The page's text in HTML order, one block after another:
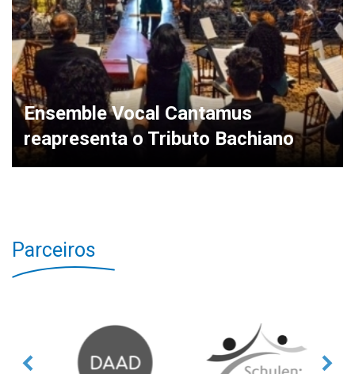
Ensemble Vocal Cantamus
reapresenta o Tributo Bachiano
Parceiros